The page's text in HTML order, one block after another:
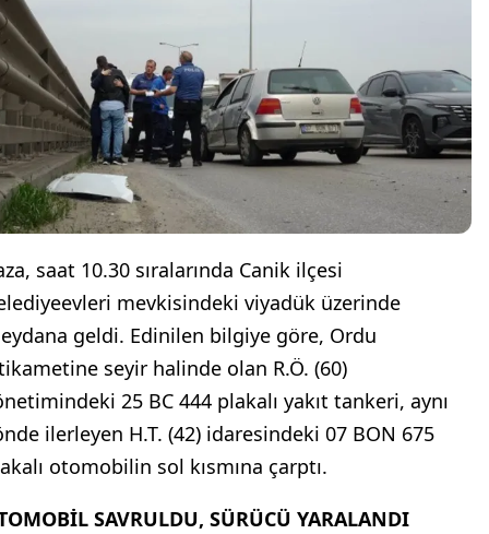
saat 10.30 sıralarında Canik ilçesi
mevkisindeki viyadük üzerinde
geldi. Edinilen bilgiye göre, Ordu
seyir halinde olan R.Ö. (60)
25 BC 444 plakalı yakıt tankeri, aynı
ilerleyen H.T. (42) idaresindeki 07 BON 675
otomobilin sol kısmına çarptı.
SAVRULDU, SÜRÜCÜ YARALANDI